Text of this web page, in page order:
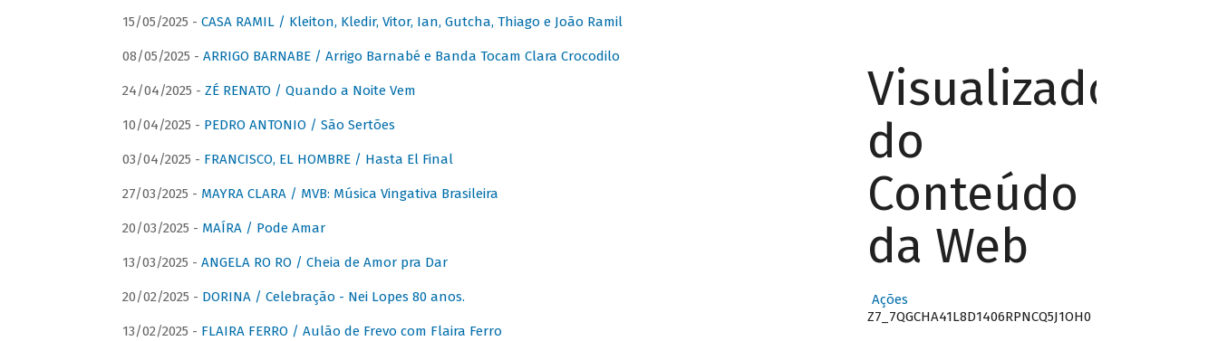
15/05/2025 - CASA RAMIL / Kleiton, Kledir, Vitor, Ian, Gutcha, Thiago e João Ramil
08/05/2025 - ARRIGO BARNABE / Arrigo Barnabé e Banda Tocam Clara Crocodilo
24/04/2025 - ZÉ RENATO / Quando a Noite Vem
10/04/2025 - PEDRO ANTONIO / São Sertões
03/04/2025 - FRANCISCO, EL HOMBRE / Hasta El Final
27/03/2025 - MAYRA CLARA / MVB: Música Vingativa Brasileira
20/03/2025 - MAÍRA / Pode Amar
13/03/2025 - ANGELA RO RO / Cheia de Amor pra Dar
20/02/2025 - DORINA / Celebração - Nei Lopes 80 anos.
13/02/2025 - FLAIRA FERRO / Aulão de Frevo com Flaira Ferro
Visualizador
do
Conteúdo
da Web
Ações
Z7_7QGCHA41L8D1406RPNCQ5J1OH0